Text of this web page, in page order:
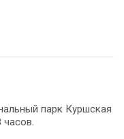
парк Куршская